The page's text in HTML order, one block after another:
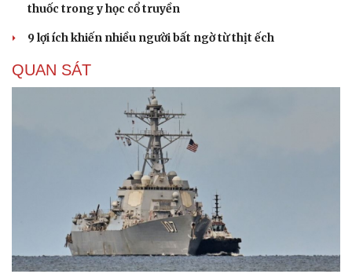
thuốc trong y học cổ truyền
9 lợi ích khiến nhiều người bất ngờ từ thịt ếch
QUAN SÁT